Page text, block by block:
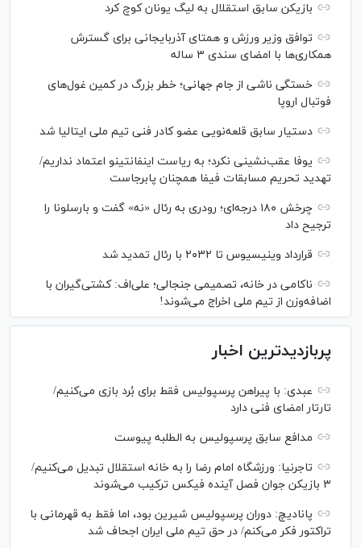
بازیکن سابق استقلال به لیگ یونان کوچ کرد
توافق وزیر ورزش و همتای آذربایجانی برای گسترش
همکاری‌ها با امضای سندی ۳ ساله
خستگی ناشی از جام جهانی؛ خطر بزرگ در کمین غول‌های
فوتبال اروپا
دستیار سابق قلعه‌نویی عضو کادر فنی تیم ملی ایتالیا شد
یوفا عقب‌نشینی نکرد؛ به ریاست اینفانتینو اعتماد نداریم/
تهدید تحریم مسابقات فیفا همچنان پابرجاست
چرخش ۱۸۰ درجه‌ای؛ رودری به رئال «نه» گفت و بارسلونا را
ترجیح داد
قرارداد وینیسیوس تا ۲۰۳۲ با رئال‌ تمدید شد
ناکامی در خانه، تصمیمی جنجالی؛ علی‌اف: کشتی‌گیران با
اضافه‌وزن از تیم ملی اخراج می‌شوند!
پربازدیدترین اخبار
عبدی: با پیراهن پرسپولیس فقط برای بُرد بازی می‌کنیم/
تارتار امضای فنی دارد
مدافع سابق پرسپولیس به الطلبه پیوست
تاجرنیا: ورزشگاه امام رضا را به خانه استقلال تبدیل می‌کنیم/
۳ بازیکن جوان فصل آینده فیکس ترکیب می‌شوند
پانادیچ: دوران پرسپولیس شیرین بود، اما فقط به قهرمانی با
تراکتور فکر می‌کنم/ در حق تیم ملی ایران اجحاف شد